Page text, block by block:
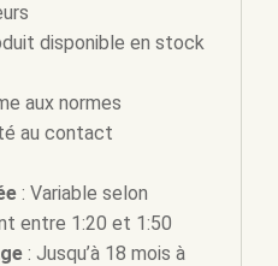
disponible en stock
aux normes
au contact
: Variable selon
entre 1:20 et 1:50
: Jusqu’à 18 mois à